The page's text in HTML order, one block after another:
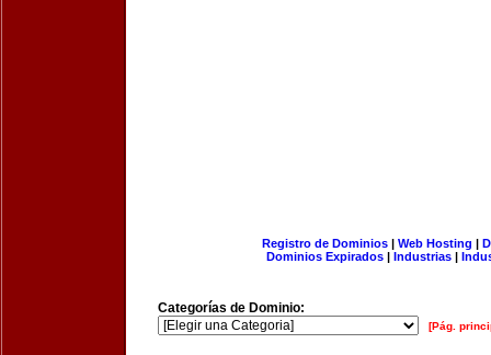
Registro de Dominios| Web Hosting |
Dominios Expirados | Industrias |
Categorías de Dominio:
[Pág.